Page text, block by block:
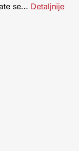
se... Detaljnije